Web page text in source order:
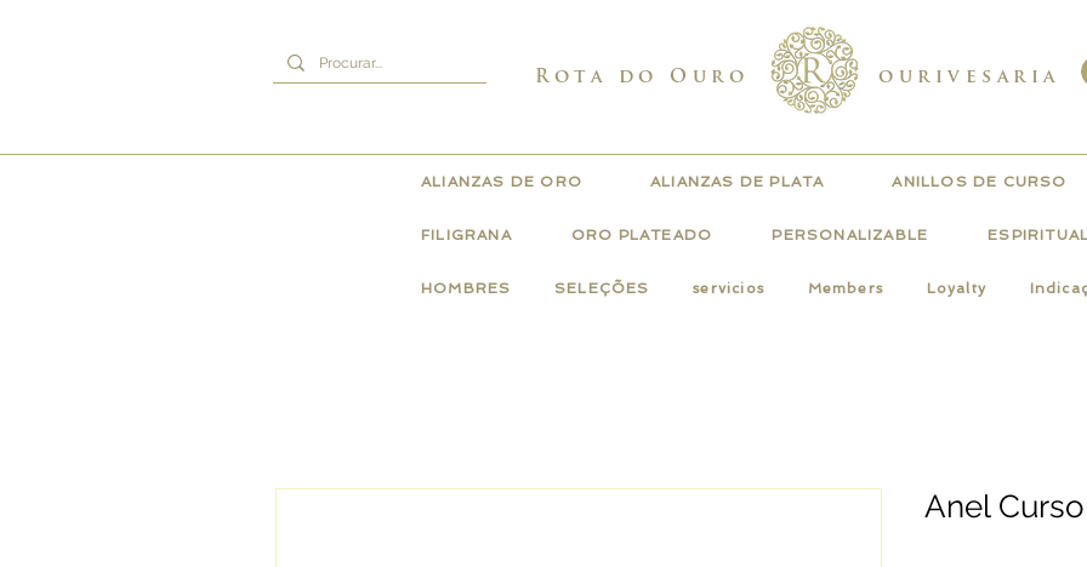
Rota do Ouro ourivesaria
ALIANZAS DE ORO ALIANZAS DE PLATA ANILLOS DE CURSO
FILIGRANA ORO PLATEADO PERSONALIZABLE ESPIRITUAL
HOMBRES SELEÇÕES servicios Members Loyalty
Anel